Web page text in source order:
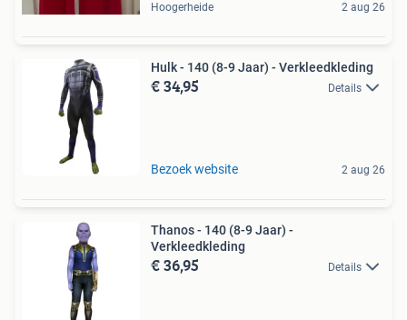
Hoogerheide 2 aug 26
Hulk - 140 (8-9 Jaar) - Verkleedkleding
€ 34,95 Details
Bezoek website 2 aug 26
Thanos - 140 (8-9 Jaar) -
Verkleedkleding
€ 36,95 Details